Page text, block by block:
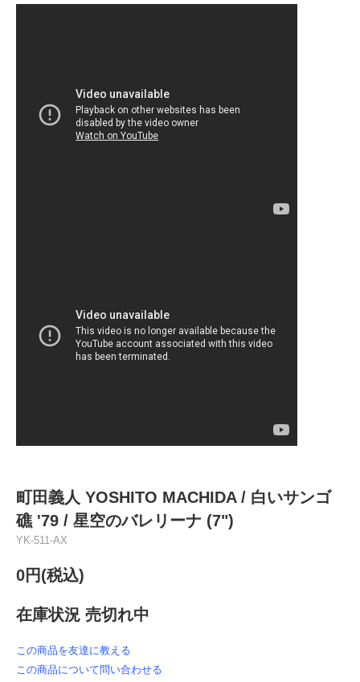
町田義人 YOSHITO MACHIDA / 白いサンゴ
礁 '79 / 星空のバレリーナ (7")
YK-511-AX
0円(税込)
在庫状況 売切れ中
この商品を友達に教える
この商品について問い合わせる